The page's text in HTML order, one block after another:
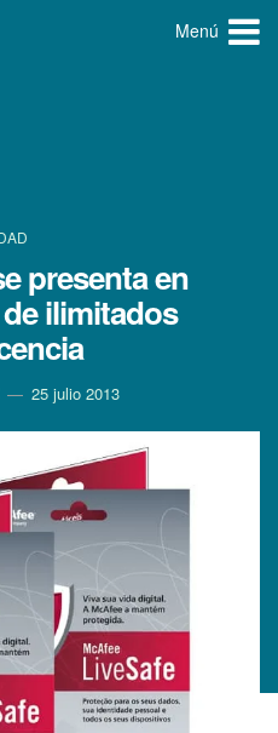
Menú
presenta en
ilimitados
25 julio 2013